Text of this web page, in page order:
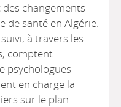
changements
de santé en Algérie.
à travers les
comptent
psychologues
en charge la
sur le plan